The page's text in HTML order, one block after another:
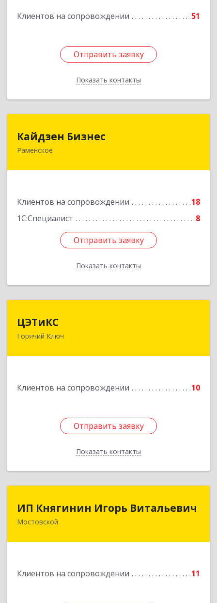
Клиентов на сопровождении 51
Отправить заявку
Показать контакты
Отправить заявку
Назад
Кайдзен Бизнес
Раменское
Клиентов на сопровождении
18
1С:Специалист
8
Отправить заявку
Показать контакты
Подробнее
Отправить заявку
Назад
ЦЭТиКС
Горячий Ключ
Клиентов на сопровождении 10
Отправить заявку
Показать контакты
353290, Краснодарский край, Горячий Ключ г,
Отправить заявку
Назад
ИП Княгинин Игорь Витальевич
Мостовской
Клиентов на сопровождении 11
352570, Краснодарский край, Мостовский р-н,